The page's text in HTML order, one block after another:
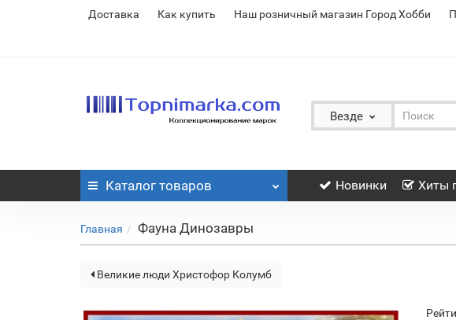
Доставка Как купить Наш розничный магазин Город Хобби
Везде
Каталог товаров Новинки Хиты
Главная Фауна Динозавры
Великие люди Христофор Колумб